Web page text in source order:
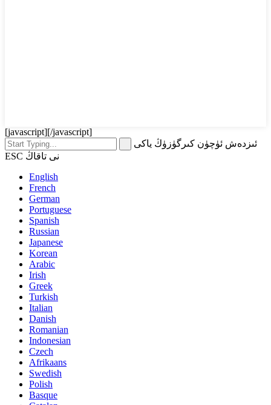
[javascript][/javascript]
ئىزدەش ئۈچۈن كىرگۈزۈڭ ياكى
ESC نى تاقاڭ
English
French
German
Portuguese
Spanish
Russian
Japanese
Korean
Arabic
Irish
Greek
Turkish
Italian
Danish
Romanian
Indonesian
Czech
Afrikaans
Swedish
Polish
Basque